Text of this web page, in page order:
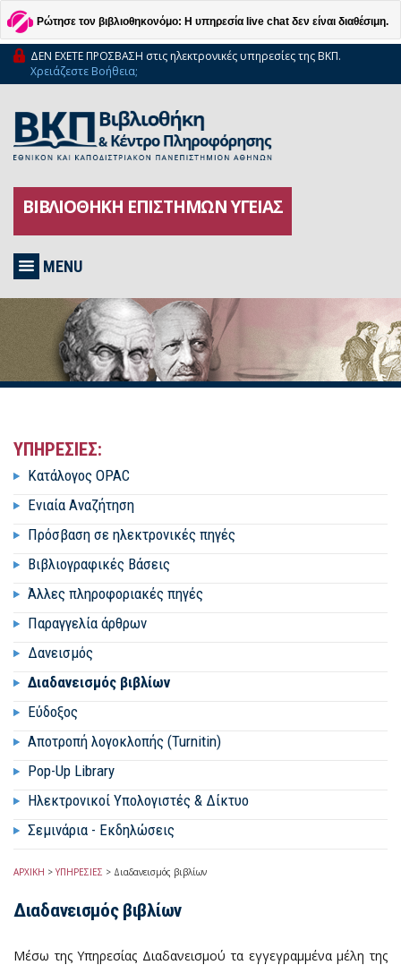
Ρώτησε τον βιβλιοθηκονόμο: Η υπηρεσία live chat δεν είναι διαθέσιμη.
ΔΕΝ ΕΧΕΤΕ ΠΡΟΣΒΑΣΗ στις ηλεκτρονικές υπηρεσίες της ΒΚΠ.
Χρειάζεστε Βοήθεια;
ΒΙΒΛΙΟΘΗΚΗ ΕΠΙΣΤΗΜΩΝ ΥΓΕΙΑΣ
MENU
ΥΠΗΡΕΣΙΕΣ:
Κατάλογος OPAC
Ενιαία Αναζήτηση
Πρόσβαση σε ηλεκτρονικές πηγές
Βιβλιογραφικές Βάσεις
Άλλες πληροφοριακές πηγές
Παραγγελία άρθρων
Δανεισμός
Διαδανεισμός βιβλίων
Εύδοξος
Αποτροπή λογοκλοπής (Turnitin)
Pop-Up Library
Ηλεκτρονικοί Υπολογιστές & Δίκτυο
Σεμινάρια - Εκδηλώσεις
ΑΡΧΙΚΗ > ΥΠΗΡΕΣΙΕΣ > Διαδανεισμός βιβλίων
Διαδανεισμός βιβλίων
Μέσω της Υπηρεσίας Διαδανεισμού τα εγγεγραμμένα μέλη της